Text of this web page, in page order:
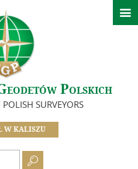
Polskich
SURVEYORS
W KALISZU


informacje
i cele
SGP w Kaliszu
Kaliskiego
Oddziału